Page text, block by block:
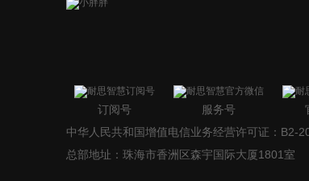
订阅号 服务号
中华人民共和国增值电信业务经营许可证：B2-
总部地址：珠海市香洲区森宇国际大厦1801室